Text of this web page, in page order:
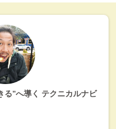
る”へ導く テクニカルナビ